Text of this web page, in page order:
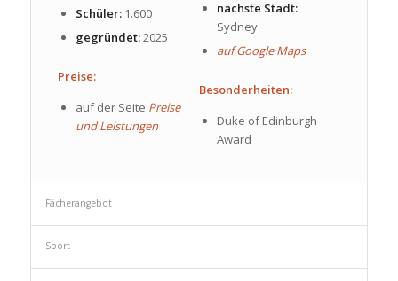
Schüler:1.600
gegründet:2025
Preise:
auf der Seite Preise
und Leistungen
nächste Stadt:
Sydney
auf Google Maps
Besonderheiten:
Duke of Edinburgh
Award
Fächerangebot
Sport